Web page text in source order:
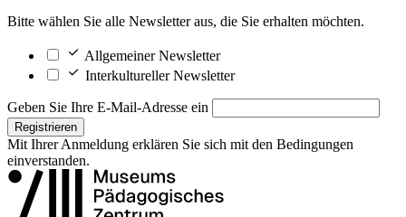
Bitte wählen Sie alle Newsletter aus, die Sie erhalten möchten.
Allgemeiner Newsletter
Interkultureller Newsletter
Geben Sie Ihre E-Mail-Adresse ein
Registrieren
Mit Ihrer Anmeldung erklären Sie sich mit den Bedingungen
einverstanden.